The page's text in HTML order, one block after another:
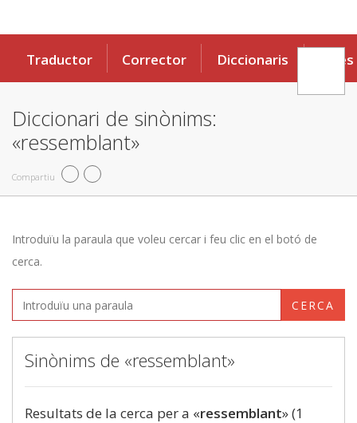
Traductor Corrector Diccionaris Eines
Diccionari de sinònims:
«ressemblant»
Compartiu
Introduïu la paraula que voleu cercar i feu clic en el botó de
cerca.
CERCA
Sinònims de «ressemblant»
Resultats de la cerca per a «ressemblant» (1